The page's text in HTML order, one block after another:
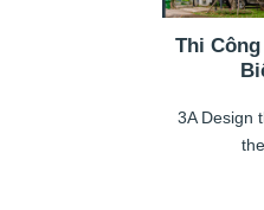
Thi
3A Design